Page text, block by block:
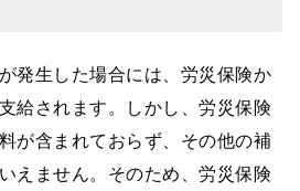
発生した場合には、労災保険か
給されます。しかし、労災保険
が含まれておらず、その他の補
えません。そのため、労災保険